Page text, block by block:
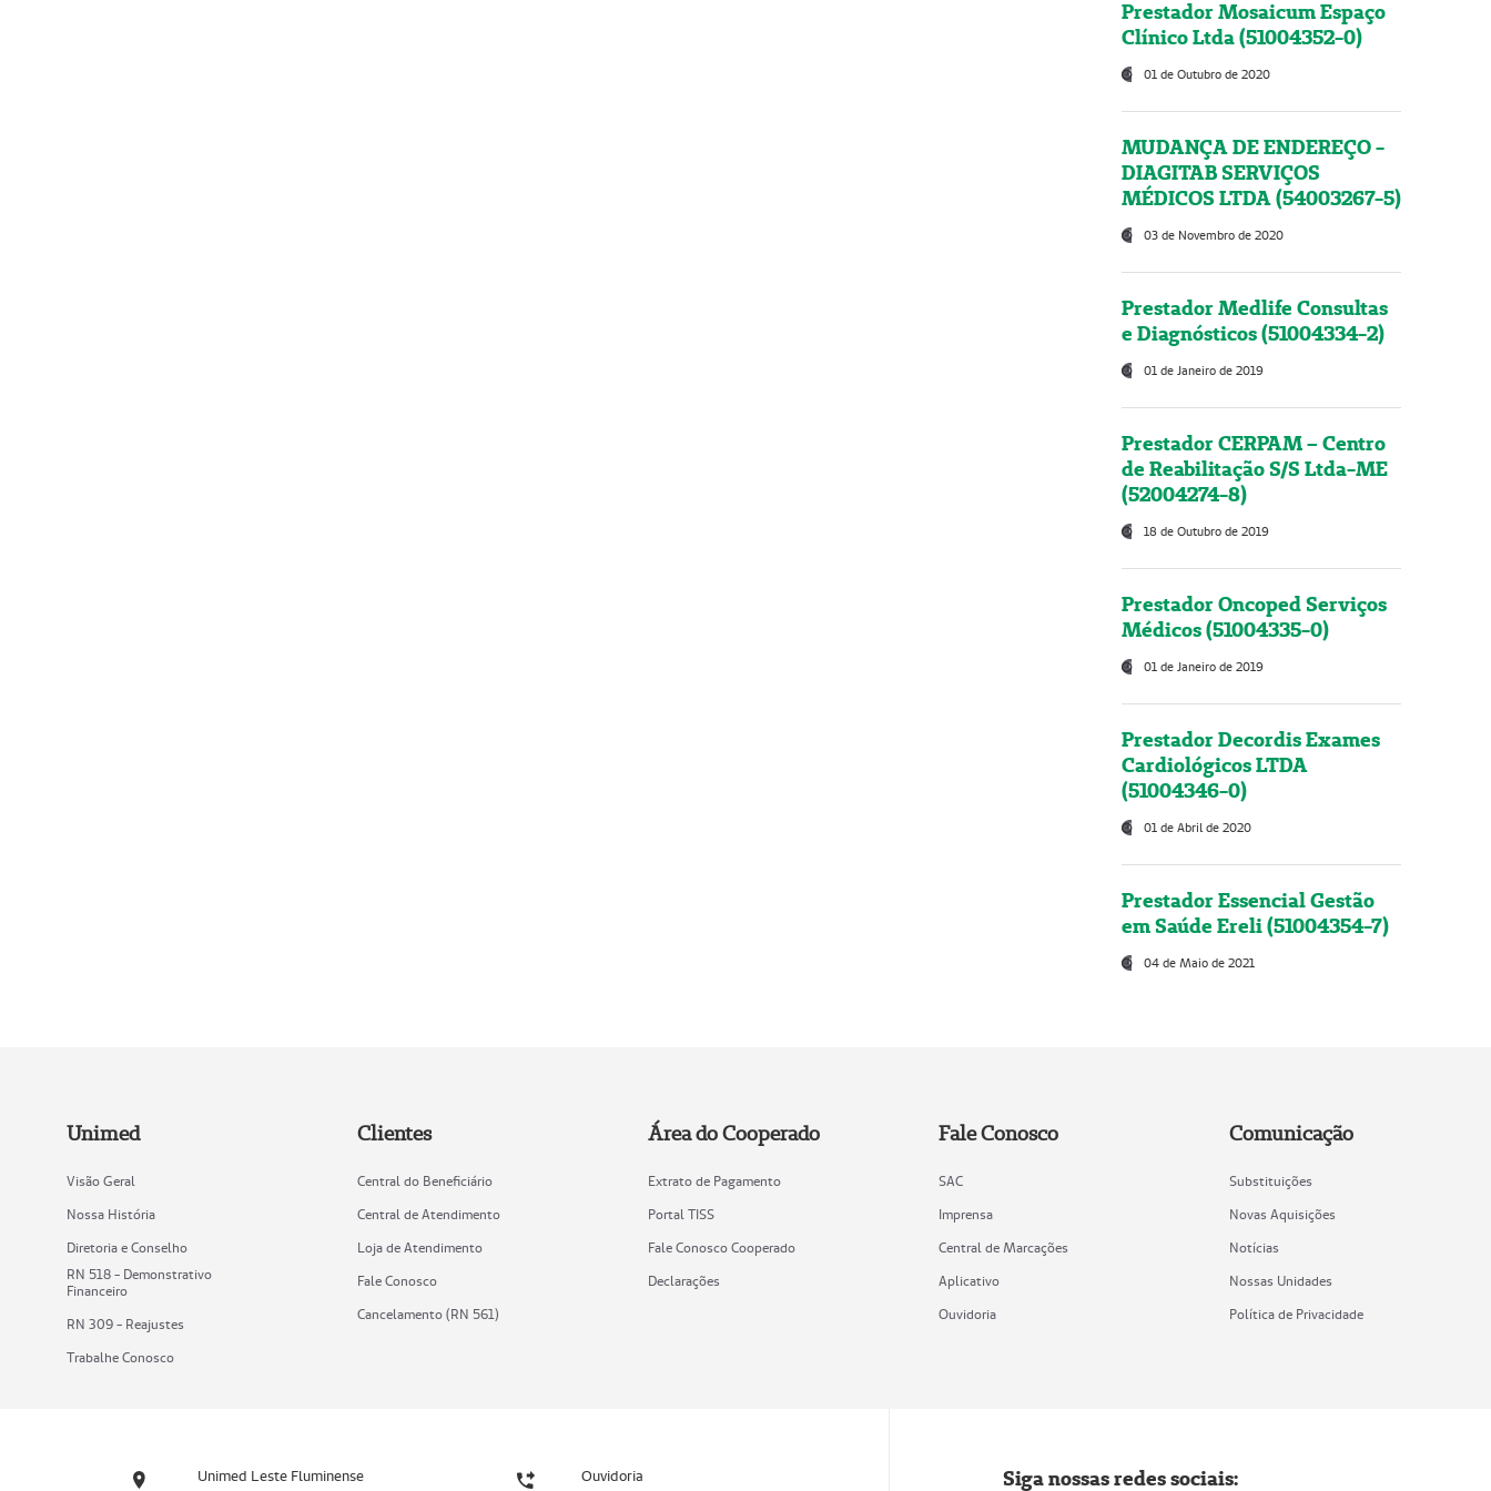
Prestador Mosaicum Espaço
Clínico Ltda (51004352-0)
01 de Outubro de 2020
MUDANÇA DE ENDEREÇO -
DIAGITAB SERVIÇOS
MÉDICOS LTDA (54003267-5)
03 de Novembro de 2020
Prestador Medlife Consultas
e Diagnósticos (51004334-2)
01 de Janeiro de 2019
Prestador CERPAM – Centro
de Reabilitação S/S Ltda-ME
(52004274-8)
18 de Outubro de 2019
Prestador Oncoped Serviços
Médicos (51004335-0)
01 de Janeiro de 2019
Prestador Decordis Exames
Cardiológicos LTDA
(51004346-0)
01 de Abril de 2020
Prestador Essencial Gestão
em Saúde Ereli (51004354-7)
04 de Maio de 2021
Unimed
Visão Geral
Nossa História
Diretoria e Conselho
RN 518 - Demonstrativo
Financeiro
RN 309 - Reajustes
Trabalhe Conosco
Clientes
Central do Beneficiário
Central de Atendimento
Loja de Atendimento
Fale Conosco
Cancelamento (RN 561)
Área do Cooperado
Extrato de Pagamento
Portal TISS
Fale Conosco Cooperado
Declarações
Fale Conosco
SAC
Imprensa
Central de Marcações
Aplicativo
Ouvidoria
Comunicação
Substituições
Novas Aquisições
Notícias
Nossas Unidades
Política de Privacidade
Unimed Leste Fluminense Ouvidoria Siga nossas redes sociais: